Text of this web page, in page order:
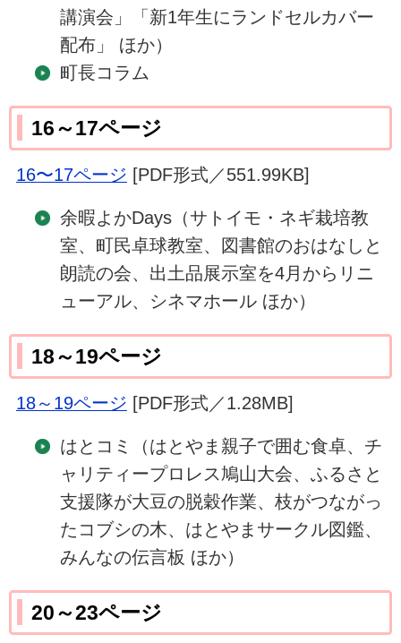
講演会」「新1年生にランドセルカバー
配布」 ほか）
町長コラム
16～17ページ
16〜17ページ [PDF形式／551.99KB]
余暇よかDays（サトイモ・ネギ栽培教
室、町民卓球教室、図書館のおはなしと
朗読の会、出土品展示室を4月からリニ
ューアル、シネマホール ほか）
18～19ページ
18～19ページ [PDF形式／1.28MB]
はとコミ（はとやま親子で囲む食卓、チ
ャリティープロレス鳩山大会、ふるさと
支援隊が大豆の脱穀作業、枝がつながっ
たコブシの木、はとやまサークル図鑑、
みんなの伝言板 ほか）
20～23ページ